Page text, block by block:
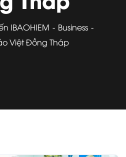
IBAOHIEM
Business
Việt Đồng Tháp